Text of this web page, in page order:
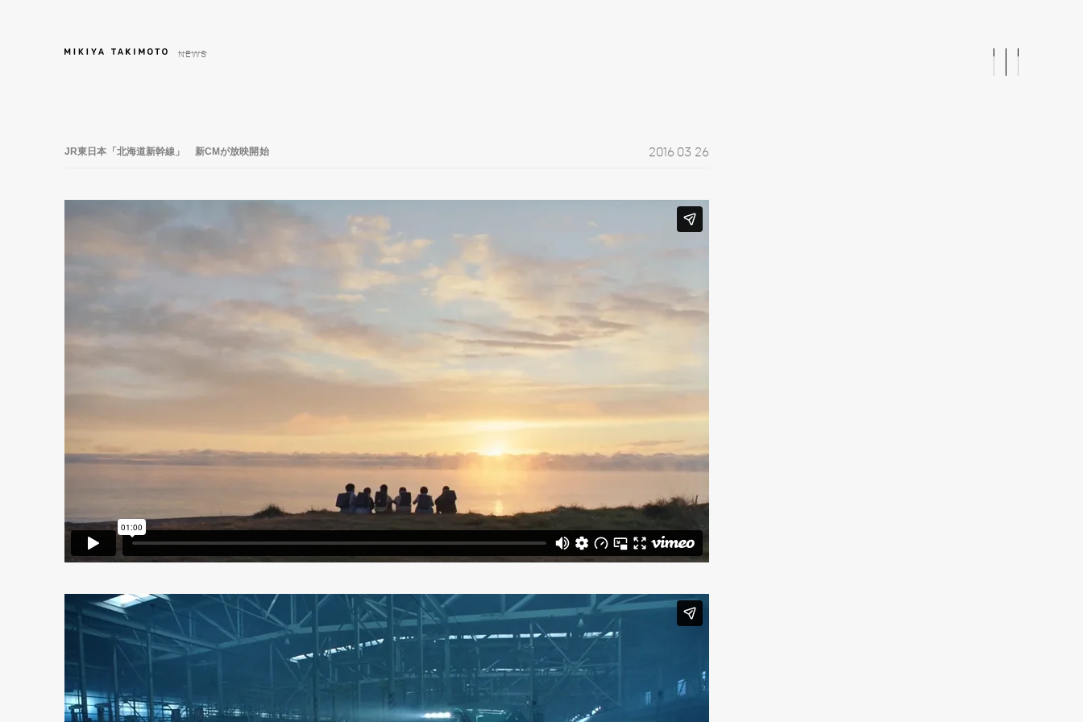
NEWS
JR東日本「北海道新幹線」 新CMが放映開始 2016 03 26